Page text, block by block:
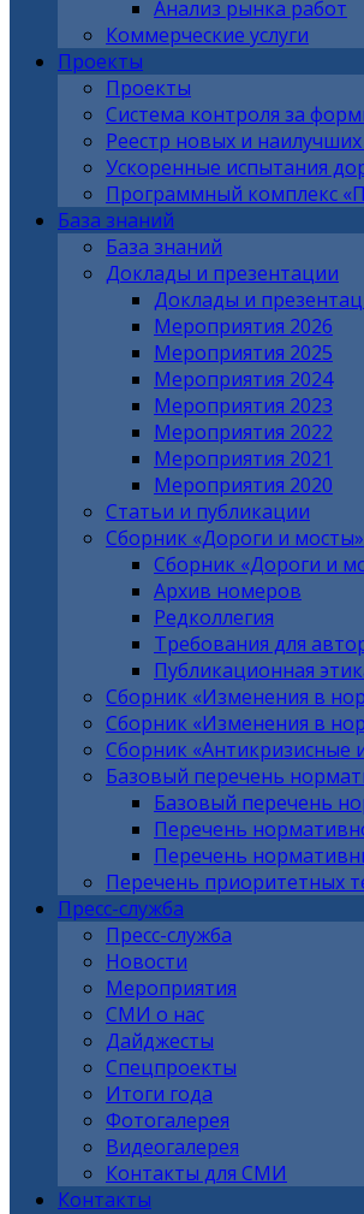
Анализ рынка работ
Коммерческие услуги
Проекты
Проекты
Система контроля за
Реестр новых и
Ускоренные испытания
Программный комплекс
База знаний
База знаний
Доклады и презентации
Доклады и
Мероприятия 2026
Мероприятия 2025
Мероприятия 2024
Мероприятия 2023
Мероприятия 2022
Мероприятия 2021
Мероприятия 2020
Статьи и публикации
Сборник «Дороги и мосты»
Сборник «Дороги и
Архив номеров
Редколлегия
Требования для
Публикационная
Сборник «Изменения в
Сборник «Изменения в
Сборник «Антикризисные
Базовый перечень
Базовый перечень
Перечень
Перечень
Перечень приоритетных
Пресс-служба
Пресс-служба
Новости
Мероприятия
СМИ о нас
Дайджесты
Спецпроекты
Итоги года
Фотогалерея
Видеогалерея
Контакты для СМИ
Контакты